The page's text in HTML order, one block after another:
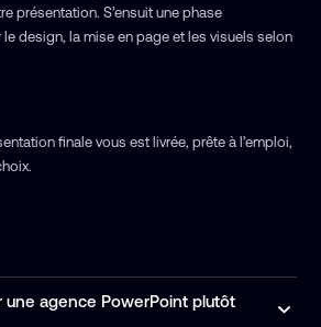
présentation. S’ensuit une phase
le design, la mise en page et les visuels selon
finale vous est livrée, prête à l’emploi,
une agence PowerPoint plutôt